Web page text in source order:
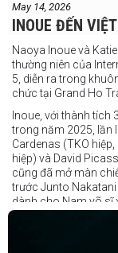
May 14, 2026
INOUE ĐẾN
Naoya Inoue và
thường niên của
5, diễn ra trong
chức tại Grand Ho
Inoue, với thành tích
trong năm 2025, lần
Cardenas (TKO
hiệp) và David
cũng đã mở màn
trước Junto
dành cho Nam võ sĩ
Trong khi đó, Katie